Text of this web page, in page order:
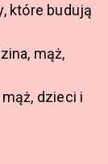
które budują
mąż,
dzieci i